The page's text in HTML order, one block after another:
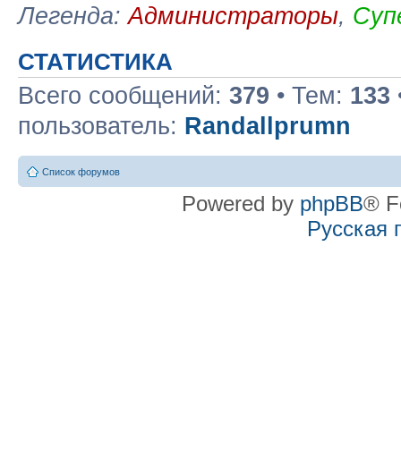
Легенда:Администраторы,
СТАТИСТИКА
Всего сообщений: 379 • Тем: 133
пользователь: Randallprumn
Список форумов
Powered by phpBB®
Русская